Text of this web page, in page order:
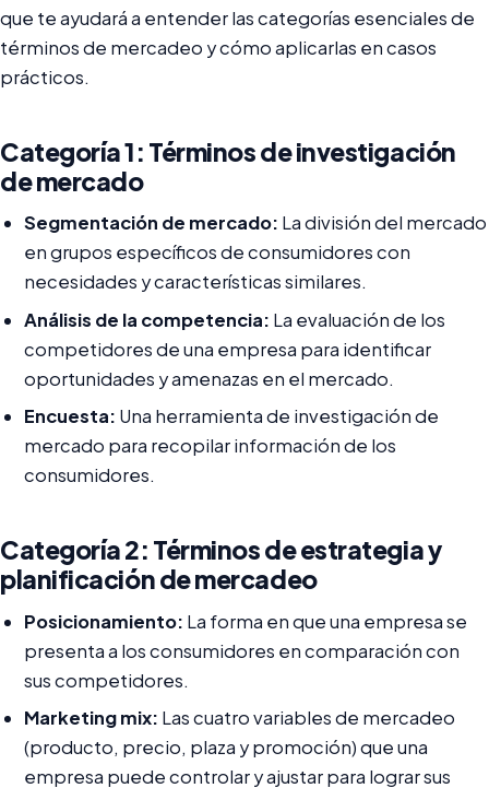
que te ayudará a entender las categorías esenciales de
términos de mercadeo y cómo aplicarlas en casos
prácticos.
Categoría 1: Términos de investigación
de mercado
Segmentación de mercado: La división del mercado
en grupos específicos de consumidores con
necesidades y características similares.
Análisis de la competencia: La evaluación de los
competidores de una empresa para identificar
oportunidades y amenazas en el mercado.
Encuesta: Una herramienta de investigación de
mercado para recopilar información de los
consumidores.
Categoría 2: Términos de estrategia y
planificación de mercadeo
Posicionamiento: La forma en que una empresa se
presenta a los consumidores en comparación con
sus competidores.
Marketing mix: Las cuatro variables de mercadeo
(producto, precio, plaza y promoción) que una
empresa puede controlar y ajustar para lograr sus